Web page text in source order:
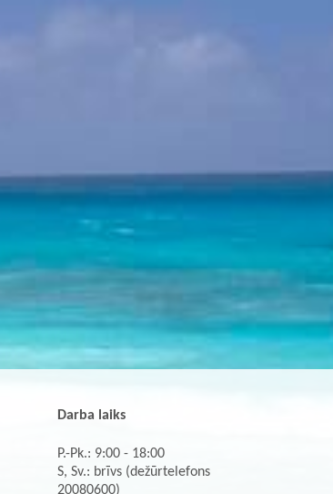
Darba laiks
P.-Pk.: 9:00 - 18:00
S, Sv.: brīvs (dežūrtelefons
20080600)